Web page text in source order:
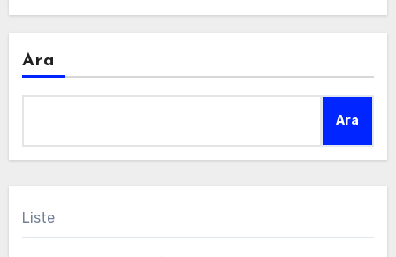
Ara
Ara
Liste